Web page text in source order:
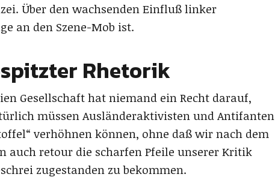
Über den wachsenden Einfluß linker
an den Szene-Mob ist.
Rhetorik
Gesellschaft hat niemand ein Recht darauf,
müssen Ausländeraktivisten und Antifanten
verhöhnen können, ohne daß wir nach dem
auch retour die scharfen Pfeile unserer Kritik
zugestanden zu bekommen.